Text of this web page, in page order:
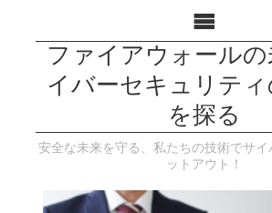
ファイアウォールの
イバーセキュリティ
を探る
安全な未来を守る、私たちの技術でサイ
ットアウト！